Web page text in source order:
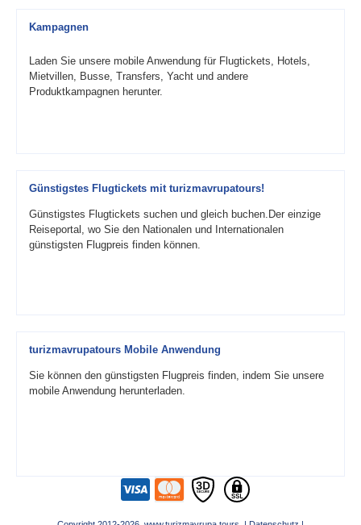
Kampagnen
Laden Sie unsere mobile Anwendung für Flugtickets, Hotels,
Mietvillen, Busse, Transfers, Yacht und andere
Produktkampagnen herunter.
Günstigstes Flugtickets mit turizmavrupatours!
Günstigstes Flugtickets suchen und gleich buchen.Der einzige
Reiseportal, wo Sie den Nationalen und Internationalen
günstigsten Flugpreis finden können.
turizmavrupatours Mobile Anwendung
Sie können den günstigsten Flugpreis finden, indem Sie unsere
mobile Anwendung herunterladen.